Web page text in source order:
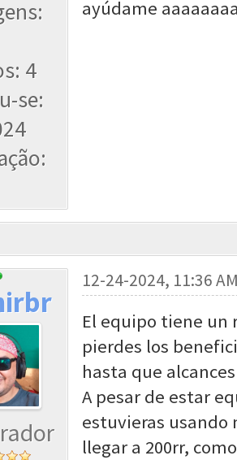
4
se:
ayúdame
12-24-2024, 11:36
El equipo tiene un
pierdes los
hasta que
A pesar de estar
estuvieras usando
llegar a 200rr,